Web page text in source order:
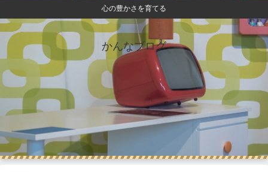
心の豊かさを育てる
かんなブログ